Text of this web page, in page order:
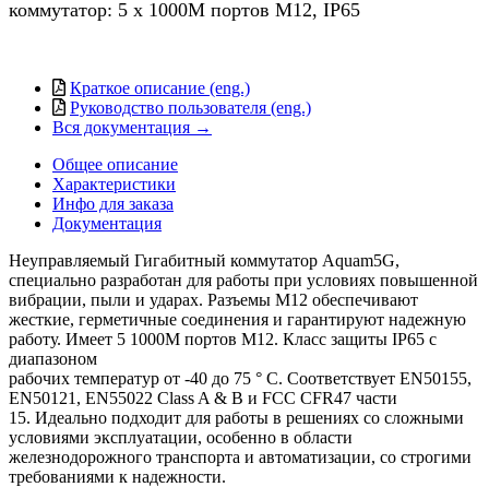
коммутатор: 5 x 1000M портов М12, IP65
Краткое описание (eng.)
Руководство пользователя (eng.)
Вся документация →
Общее описание
Характеристики
Инфо для заказа
Документация
Неуправляемый Гигабитный коммутатор Aquam5G,
специально разработан для работы при условиях повышенной
вибрации, пыли и ударах. Разъемы M12 обеспечивают
жесткие, герметичные соединения и гарантируют надежную
работу. Имеет 5 1000М портов M12. Класс защиты IP65 с
диапазоном
рабочих температур от -40 до 75 ° С. Соответствует EN50155,
EN50121, EN55022 Class A & B и FCC CFR47 части
15. Идеально подходит для работы в решениях со сложными
условиями эксплуатации, особенно в области
железнодорожного транспорта и автоматизации, со строгими
требованиями к надежности.